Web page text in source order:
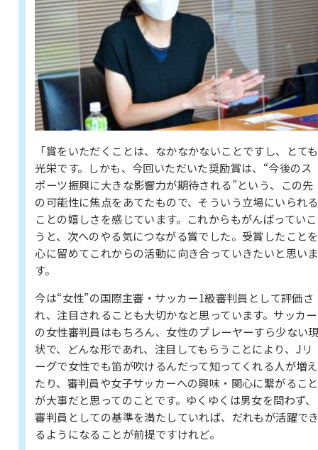
「賞をいただくことは、なかなかないことですし、とても
光栄です。しかも、今回いただいた奨励賞は、“今後のス
ポーツ振興に大きな影響力が期待される”という、この先
の可能性に焦点をあてたもので、そういう立場にいられる
ことの嬉しさを感じています。これからもがんばっていこ
うと、次へのやる気につながる賞でした。受賞したことを
心に留めてこれからの活動に向き合っていきたいと思いま
す。
今は“女性”の国際主審・サッカー1級審判員として評価さ
れ、注目されることも大切かなと思っています。サッカー
の女性審判員はもちろん、女性のプレーヤーすら少ない
状で、どんな形であれ、注目してもらうことにより、Jリ
ーグで女性でも笛が吹けるんだって知ってくれる人が増え
たり、審判員や女子サッカーへの興味・関心に繋がること
が大事だと思ってのことです。ゆくゆくは男女を問わず、
審判員としての基準を満たしていれば、だれもが活躍で
るようになることが前提ですけれど。